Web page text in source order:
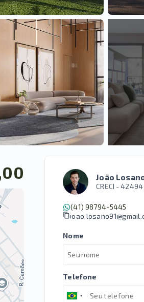
João
CRECI -42494
(41) 98794-5445
Nome
Telefone